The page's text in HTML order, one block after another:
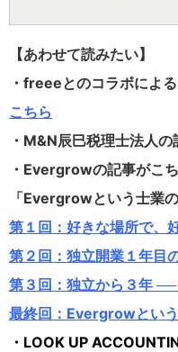
【あわせて読みたい】
・freeeとのコラボによ
こちら
・M&N辰巳税理士法人の
・Evergrowの記事がこ
「Evergrowという士業
第１回：好きな場所で、
第２回：独立開業１年目
第３回：独立から３年
最終回：Evergrowとい
・LOOK UP